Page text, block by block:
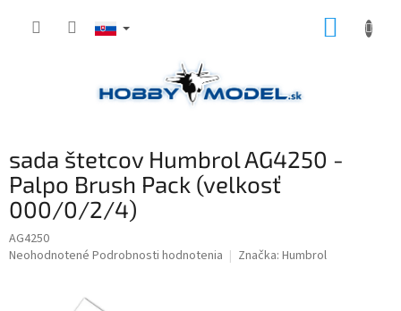
sada štetcov Humbrol AG4250 -
Palpo Brush Pack (velkosť
000/0/2/4)
AG4250
Priemerné
Neohodnotené Podrobnosti hodnotenia Značka: Humbrol